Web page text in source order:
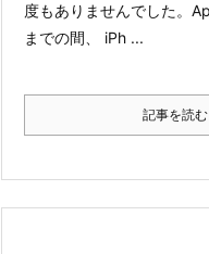
度もありませんでした。
までの間、 iPh ...
記事を読む